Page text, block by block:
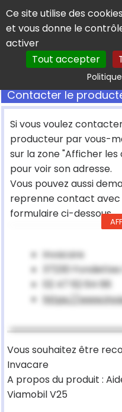
Panneau de gestion des
Ce site utilise des
et vous donne le
activer
Tout accepter
Contacter le
Si vous voulez
producteur par vous-
sur la zone "Afficher
pour voir son adresse.
Vous pouvez aussi
reprenne contact avec
formulaire ci-dessous
Invacare
37230
02 47 62 64 66
https://
Vous souhaitez être
Invacare
A propos du produit :
Viamobil V25